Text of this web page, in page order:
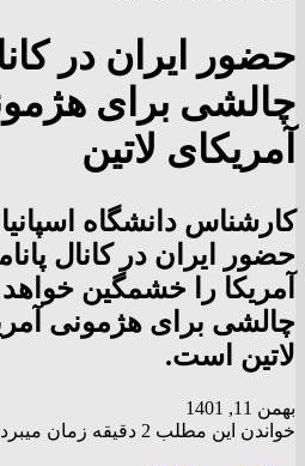
حضور ایران در
چالشی برای
آمریکای لاتین
کارشناس دانشگاه
حضور ایران در کانال
آمریکا را خشمگین
چالشی برای هژمونی
لاتین است.
بهمن 11, 1401
خواندن این مطلب 2 دقیقه زمان میبرد